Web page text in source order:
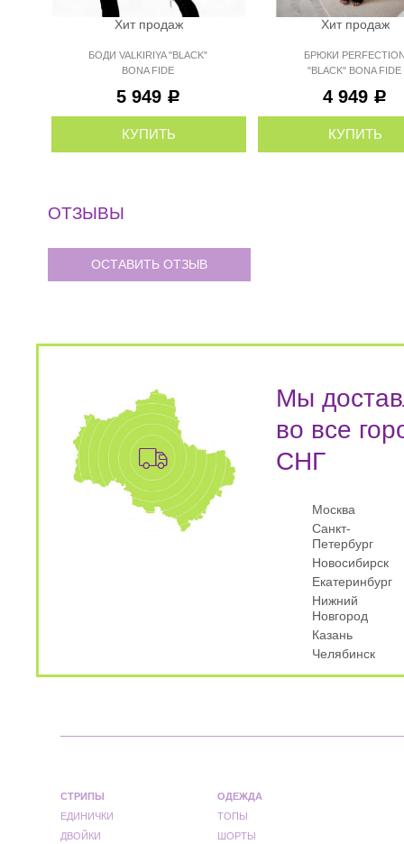
Хит продаж
БОДИ VALKIRIYA "BLACK"
BONA FIDE
5 949 Р
КУПИТЬ
Хит продаж
БРЮКИ
"BLACK" BONA FIDE
4 949 Р
КУПИТЬ
ОТЗЫВЫ
ОСТАВИТЬ ОТЗЫВ
Мы
во все
СНГ
Москва
Санкт-
Петербург
Новосибирск
Екатеринбург
Нижний
Новгород
Казань
Челябинск
СТРИПЫ
ЕДИНИЧКИ
ДВОЙКИ
ОДЕЖДА
ТОПЫ
ШОРТЫ